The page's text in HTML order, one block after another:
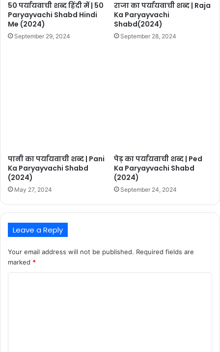
50 पर्यायवाची शब्द हिंदी में | 50
Paryayvachi Shabd Hindi
Me (2024)
September 29, 2024
राजा का पर्यायवाची शब्द | Raja
Ka Paryayvachi
Shabd(2024)
September 28, 2024
पानी का पर्यायवाची शब्द | Pani
Ka Paryayvachi Shabd
(2024)
May 27, 2024
पेड़ का पर्यायवाची शब्द | Ped
Ka Paryayvachi Shabd
(2024)
September 24, 2024
Leave a Reply
Your email address will not be published. Required fields are
marked *